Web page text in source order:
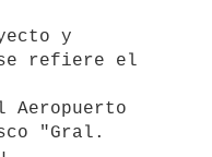
y
se refiere el
Aeropuerto
"Gral.